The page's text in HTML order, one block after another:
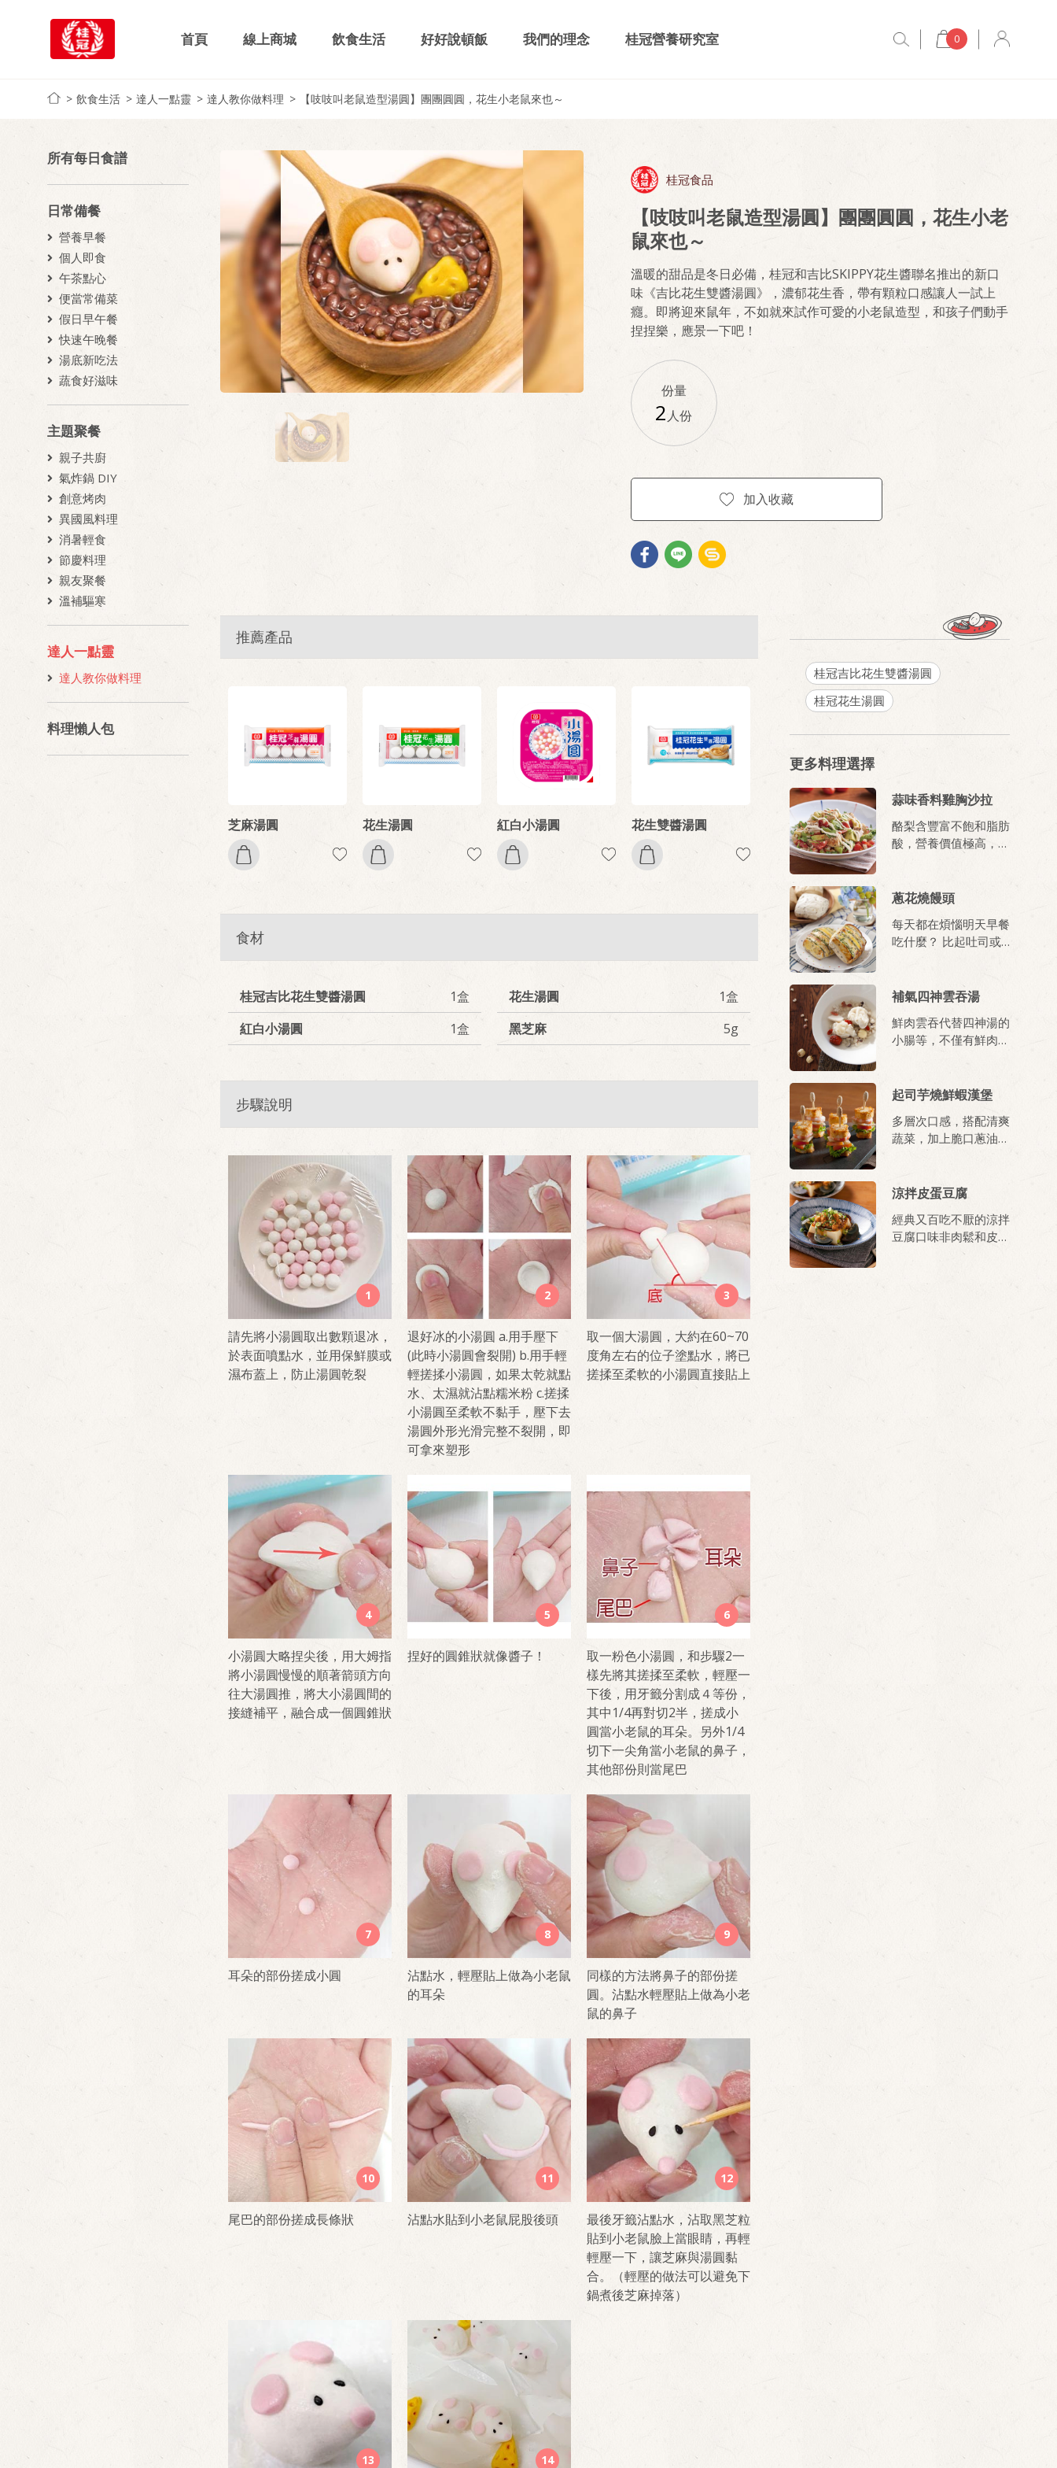
首頁 線上商城 飲食生活 好好說頓飯 我們的理念 桂冠營養研究室 0
飲食生活 達人一點靈 達人教你做料理 【吱吱叫老鼠造型湯圓】團團圓圓，花生小老鼠來也～
所有每日食譜
日常備餐
營養早餐
個人即食
午茶點心
便當常備菜
假日早午餐
快速午晚餐
湯底新吃法
蔬食好滋味
主題聚餐
親子共廚
氣炸鍋 DIY
創意烤肉
異國風料理
消暑輕食
節慶料理
親友聚餐
溫補驅寒
達人一點靈
達人教你做料理
料理懶人包
桂冠食品
【吱吱叫老鼠造型湯圓】團團圓圓，花生小老
鼠來也～
溫暖的甜品是冬日必備，桂冠和吉比SKIPPY花生醬聯名推出的新口
味《吉比花生雙醬湯圓》，濃郁花生香，帶有顆粒口感讓人一試上
癮。即將迎來鼠年，不如就來試作可愛的小老鼠造型，和孩子們動手
捏捏樂，應景一下吧！
份量
2人份
加入收藏
推薦產品
芝麻湯圓 花生湯圓 紅白小湯圓 花生雙醬湯圓
食材
桂冠吉比花生雙醬湯圓 1盒 花生湯圓
1盒
紅白小湯圓
1盒 黑芝麻 5g
步驟說明
1
請先將小湯圓取出數顆退冰，
於表面噴點水，並用保鮮膜或
濕布蓋上，防止湯圓乾裂
2
退好冰的小湯圓 a.用手壓下
(此時小湯圓會裂開) b.用手輕
輕搓揉小湯圓，如果太乾就點
水、太濕就沾點糯米粉 c.搓揉
小湯圓至柔軟不黏手，壓下去
湯圓外形光滑完整不裂開，即
可拿來塑形
3
取一個大湯圓，大約在60~70
度角左右的位子塗點水，將已
搓揉至柔軟的小湯圓直接貼上
4
小湯圓大略捏尖後，用大姆指
將小湯圓慢慢的順著箭頭方向
往大湯圓推，將大小湯圓間的
接縫補平，融合成一個圓錐狀
5
捏好的圓錐狀就像醬子！
6
取一粉色小湯圓，和步驟2一
樣先將其搓揉至柔軟，輕壓一
下後，用牙籤分割成４等份，
其中1/4再對切2半，搓成小
圓當小老鼠的耳朵。另外1/4
切下一尖角當小老鼠的鼻子，
其他部份則當尾巴
7
耳朵的部份搓成小圓
8
沾點水，輕壓貼上做為小老鼠
的耳朵
9
同樣的方法將鼻子的部份搓
圓。沾點水輕壓貼上做為小老
鼠的鼻子
10
尾巴的部份搓成長條狀
11
沾點水貼到小老鼠屁股後頭
12
最後牙籤沾點水，沾取黑芝粒
貼到小老鼠臉上當眼睛，再輕
輕壓一下，讓芝麻與湯圓黏
合。（輕壓的做法可以避免下
鍋煮後芝麻掉落）
13 14
桂冠吉比花生雙醬湯圓
桂冠花生湯圓
更多料理選擇
蒜味香料雞胸沙拉
酪梨含豐富不飽和脂肪
酸，營養價值極高，搭
蔥花燒饅頭
每天都在煩惱明天早餐
吃什麼？ 比起吐司或
花點心思做點變化，簡
早餐菜色，讓人活力滿
滿一整天！
補氣四神雲吞湯
鮮肉雲吞代替四神湯的
小腸等，不僅有鮮肉滋
起司芋燒鮮蝦漢堡
多層次口感，搭配清爽
蔬菜，加上脆口蔥油
涼拌皮蛋豆腐
經典又百吃不厭的涼拌
豆腐口味非肉鬆和皮蛋
這二樣莫屬，芙蓉豆腐